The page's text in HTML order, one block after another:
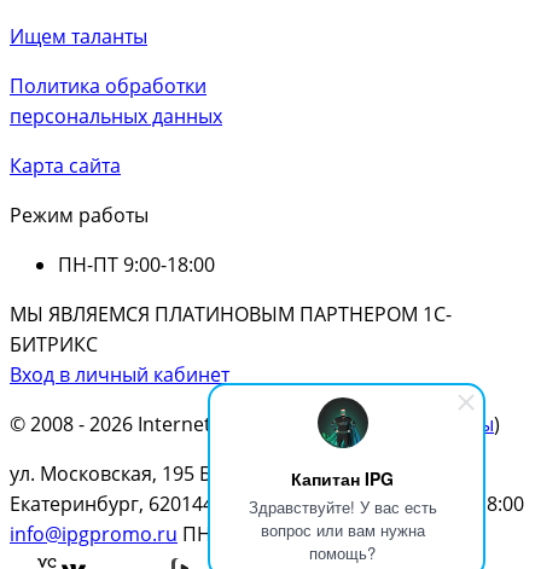
Капитан IPG
Здравствуйте! У вас есть
вопрос или вам нужна
помощь?
Ищем таланты
Политика обработки
персональных данных
Карта сайта
Режим работы
ПН-ПТ9:00-18:00
МЫ ЯВЛЯЕМСЯ ПЛАТИНОВЫМ ПАРТНЕРОМ 1С-
БИТРИКС
Вход в личный кабинет
© 2008 - 2026 Internet Production Group (
реквизиты)
ул. Московская, 195 Бизнеc Центр МАН, 12 этаж г.
Екатеринбург, 620144
8-800-100-29-04ПН-ПТ9:00-18:00
info@ipgpromo.ru ПН-ПТ 9:00-18:00